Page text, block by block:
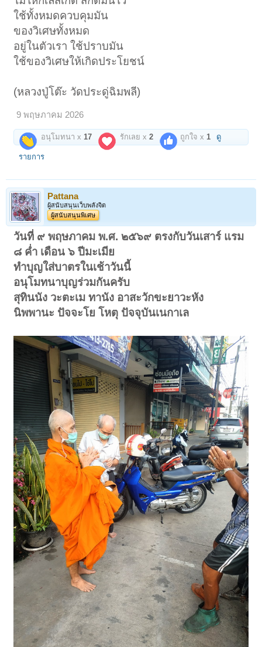
ใช้ทั้งหมดควบคุมมัน
ของวิเศษทั้งหมด
อยู่ในตัวเรา ใช้ปราบมัน
ใช้ของวิเศษให้เกิดประโยชน์
(หลวงปู่โต๊ะ วัดประดู่ฉิมพลี)
9 พฤษภาคม 2026
อนุโมทนา x 17 รักเลย x2 ถูกใจ x 1 ดู
รายการ
Pattana
ผู้สนับสนุนเว็บพลังจิต
ผู้สนับสนุนพิเศษ
วันที่ ๙ พฤษภาคม พ.ศ. ๒๕๖๙ ตรงกับวันเสาร์ แรม
๘ ค่ำ เดือน ๖ ปีมะเมีย
ทำบุญใส่บาตรในเช้าวันนี้
อนุโมทนาบุญร่วมกันครับ
สุทินนัง วะตะเม ทานัง อาสะวักขะยาวะหัง
นิพพานะ ปัจจะโย โหตุ ปัจจุบันเนกาเล